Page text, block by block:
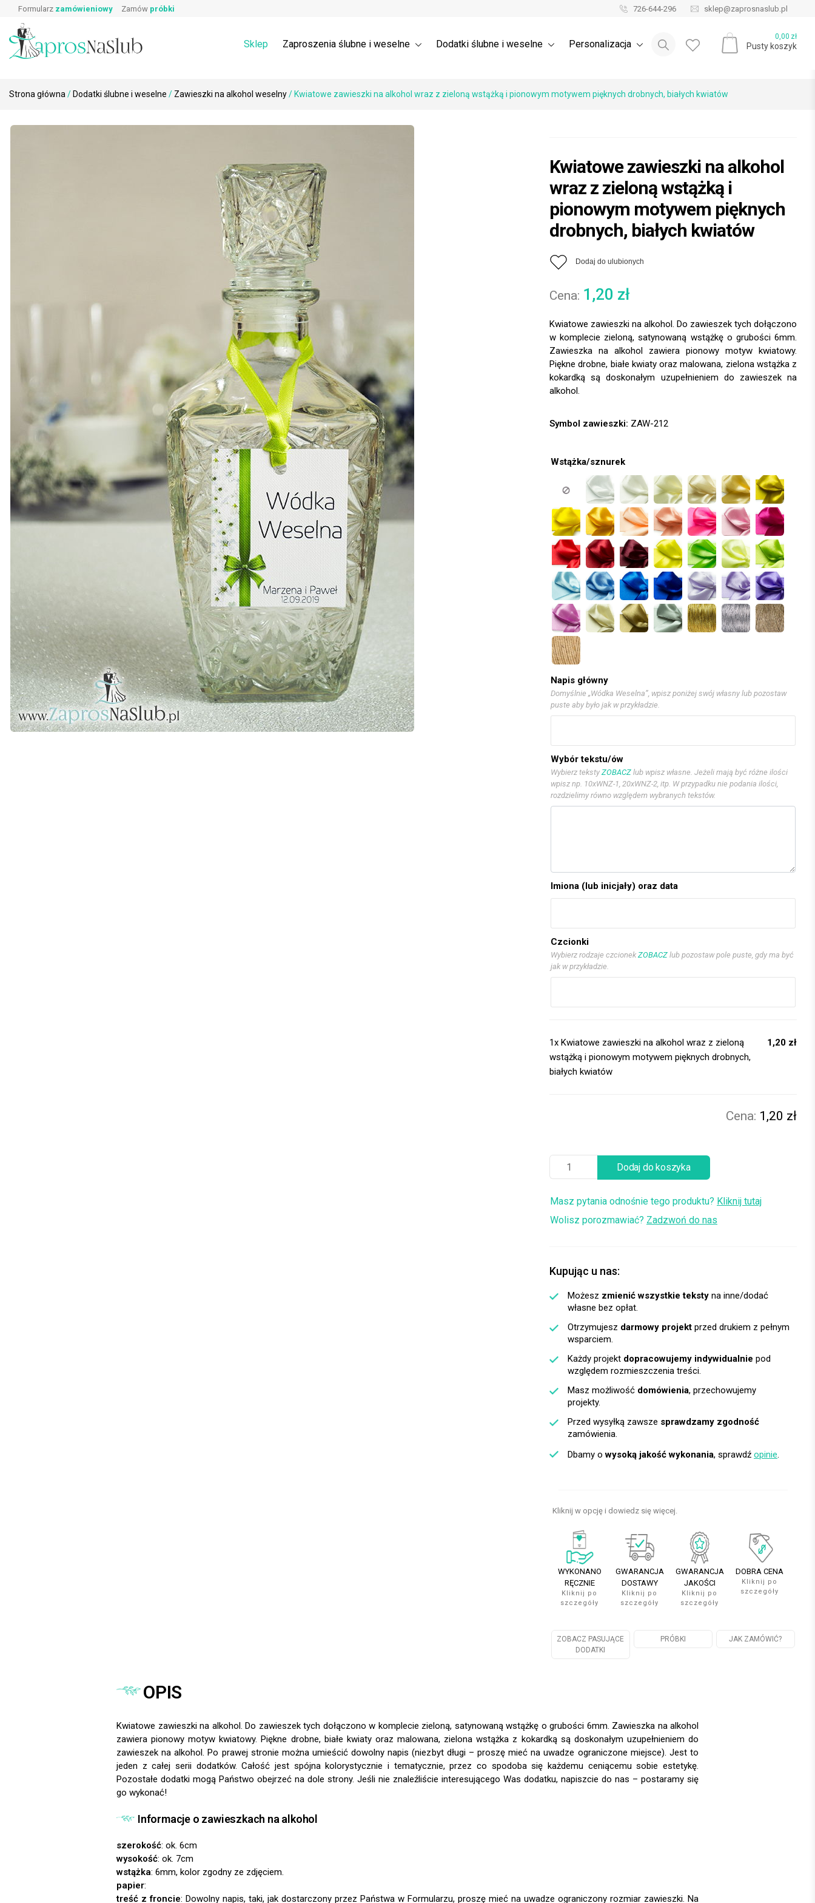
content
Formularz zamówieniowy Zamów próbki 726-644-296 sklep@zaprosnaslub.pl
Sklep Zaproszenia ślubne i weselne Dodatki ślubne i weselne Personalizacja
0,00 zł
Pusty koszyk
Prawa i obowiązki gościa weselnego
Dodatki ślubne i weselne na stół →
Wierszyki o prezentach
Rebusy ślubne do zaproszeń
Blog ślubny
Wpisz produkt, którego szukasz:
Strona główna / Dodatki ślubne i weselne / Zawieszki na alkohol weselny/ Kwiatowe zawieszki na alkohol wraz z zieloną wstążką i pionowym motywem pięknych drobnych, białych kwiatów
Kwiatowe zawieszki na alkohol
wraz z zieloną wstążką i
pionowym motywem pięknych
drobnych, białych kwiatów
Dodaj do ulubionych
1,20 zł
Kwiatowe zawieszki na alkohol. Do zawieszek tych dołączono
w komplecie zieloną, satynowaną wstążkę o grubości 6mm.
Zawieszka na alkohol zawiera pionowy motyw kwiatowy.
Piękne drobne, białe kwiaty oraz malowana, zielona wstążka z
kokardką są doskonałym uzupełnieniem do zawieszek na
alkohol.
Symbol zawieszki: ZAW-212
Wstążka/sznurek
Napis główny
Domyślnie „Wódka Weselna”, wpisz poniżej swój własny lub pozostaw
puste aby było jak w przykładzie.
Wybór tekstu/ów
Wybierz teksty ZOBACZ lub wpisz własne. Jeżeli mają być różne ilości
wpisz np. 10xWNZ-1, 20xWNZ-2, itp. W przypadku nie podania ilości,
rozdzielimy równo względem wybranych tekstów.
Imiona (lub inicjały) oraz data
Czcionki
Wybierz rodzaje czcionek ZOBACZ lub pozostaw pole puste, gdy ma być
jak w przykładzie.
1x Kwiatowe zawieszki na alkohol wraz z zieloną
wstążką i pionowym motywem pięknych drobnych,
białych kwiatów
1,20 zł
1,20 zł
Dodaj do koszyka
Masz pytania odnośnie tego produktu? Kliknij tutaj
Wolisz porozmawiać? Zadzwoń do nas
Kupując u nas:
Możesz zmienić wszystkie teksty na inne/dodać
własne bez opłat.
Otrzymujesz darmowy projekt przed drukiem z pełnym
wsparciem.
Każdy projekt dopracowujemy indywidualnie pod
względem rozmieszczenia treści.
Masz możliwość domówienia, przechowujemy
projekty.
Przed wysyłką zawsze sprawdzamy zgodność
zamówienia.
Dbamy owysoką jakość wykonania, sprawdź opinie.
Kliknij w opcję i dowiedz się więcej.
WYKONANO
RĘCZNIE
Kliknij po
szczegóły
GWARANCJA
DOSTAWY
Kliknij po
szczegóły
GWARANCJA
JAKOŚCI
Kliknij po
szczegóły
DOBRA CENA
Kliknij po
szczegóły
ZOBACZ PASUJĄCE
DODATKI
PRÓBKI JAK ZAMÓWIĆ?
OPIS
Kwiatowe zawieszki na alkohol. Do zawieszek tych dołączono w komplecie zieloną, satynowaną wstążkę o grubości 6mm. Zawieszka na alkohol
zawiera pionowy motyw kwiatowy. Piękne drobne, białe kwiaty oraz malowana, zielona wstążka z kokardką są doskonałym uzupełnieniem do
zawieszek na alkohol. Po prawej stronie można umieścić dowolny napis (niezbyt długi – proszę mieć na uwadze ograniczone miejsce). Jest to
jeden z całej serii dodatków. Całość jest spójna kolorystycznie i tematycznie, przez co spodoba się każdemu ceniącemu sobie estetykę.
Pozostałe dodatki mogą Państwo obejrzeć na dole strony. Jeśli nie znaleźliście interesującego Was dodatku, napiszcie do nas – postaramy się
go wykonać!
Informacje o zawieszkach na alkohol
szerokość: ok. 6cm
wysokość: ok. 7cm
wstążka: 6mm, kolor zgodny ze zdjęciem.
papier:
treść z froncie: Dowolny napis, taki, jak dostarczony przez Państwa w Formularzu, proszę mieć na uwadze ograniczony rozmiar zawieszki. Na